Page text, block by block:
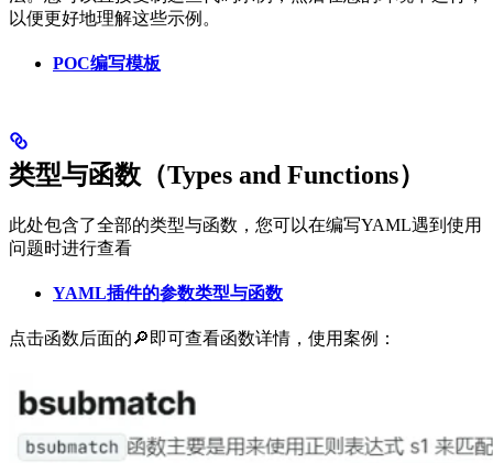
以便更好地理解这些示例。
POC编写模板
类型与函数（Types and Functions）
此处包含了全部的类型与函数，您可以在编写YAML遇到使用
问题时进行查看
YAML插件的参数类型与函数
点击函数后面的🔎即可查看函数详情，使用案例：